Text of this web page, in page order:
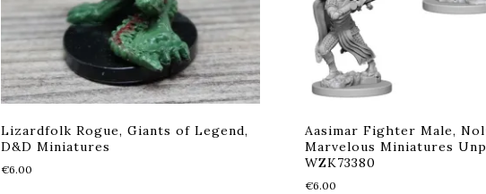
Lizardfolk Rogue, Giants of Legend,
D&D Miniatures
€6.00
Aasimar Fighter Male,
Marvelous Miniatures
WZK73380
€6.00